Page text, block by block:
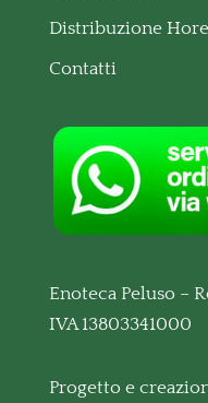
Distribuzione
Contatti
Enoteca Peluso –
IVA 13803341000
Progetto e